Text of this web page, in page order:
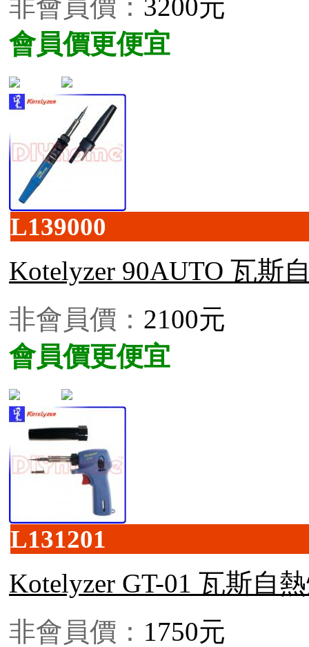
非會員價： 3200元
會員價更便宜
L139000
Kotelyzer 90AUTO 瓦斯
非會員價： 2100元
會員價更便宜
L131201
Kotelyzer GT-01 瓦斯自
非會員價： 1750元